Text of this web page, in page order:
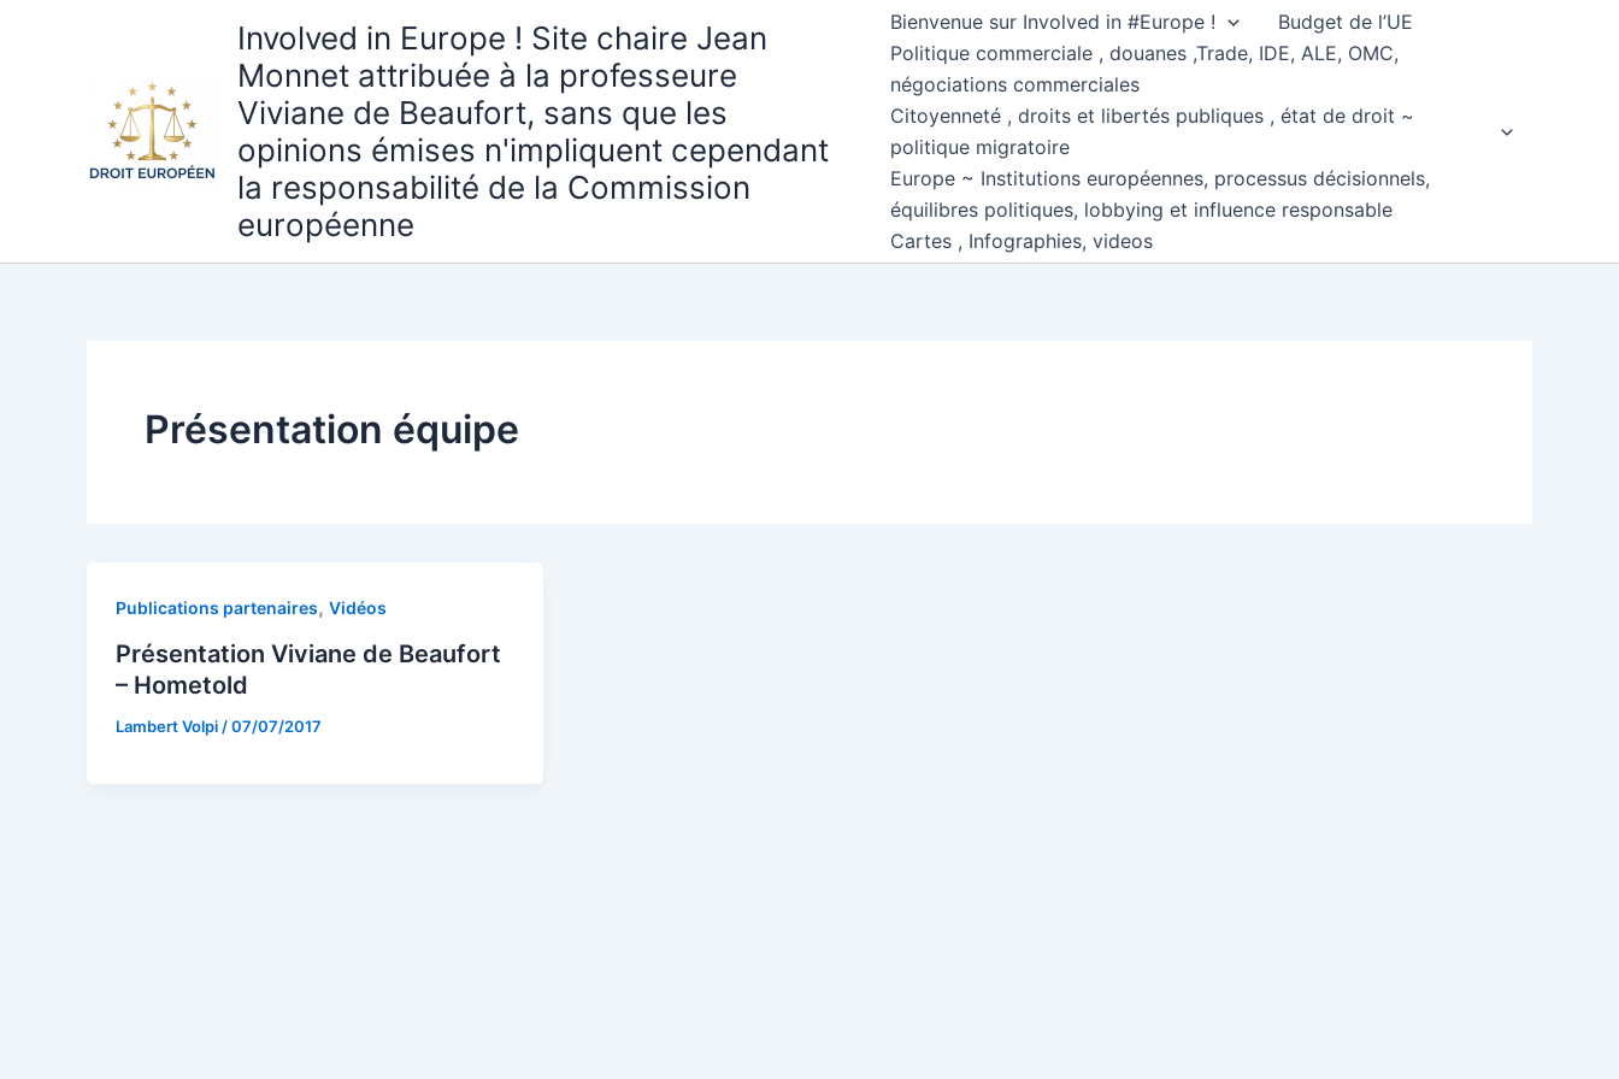
Involved in Europe ! Site chaire Jean
Monnet attribuée à la professeure
Viviane de Beaufort, sans que les
opinions émises n'impliquent cependant
la responsabilité de la Commission
européenne
Bienvenue sur Involved in #Europe !
Budget de l’UE
Politique commerciale , douanes ,Trade, IDE, ALE, OMC,
négociations commerciales
Citoyenneté , droits et libertés publiques , état de droit ~
politique migratoire
Europe ~ Institutions européennes, processus décisionnels,
équilibres politiques, lobbying et influence responsable
Cartes , Infographies, videos
Présentation équipe
Publications partenaires, Vidéos
Présentation Viviane de Beaufort
– Hometold
Lambert Volpi /07/07/2017